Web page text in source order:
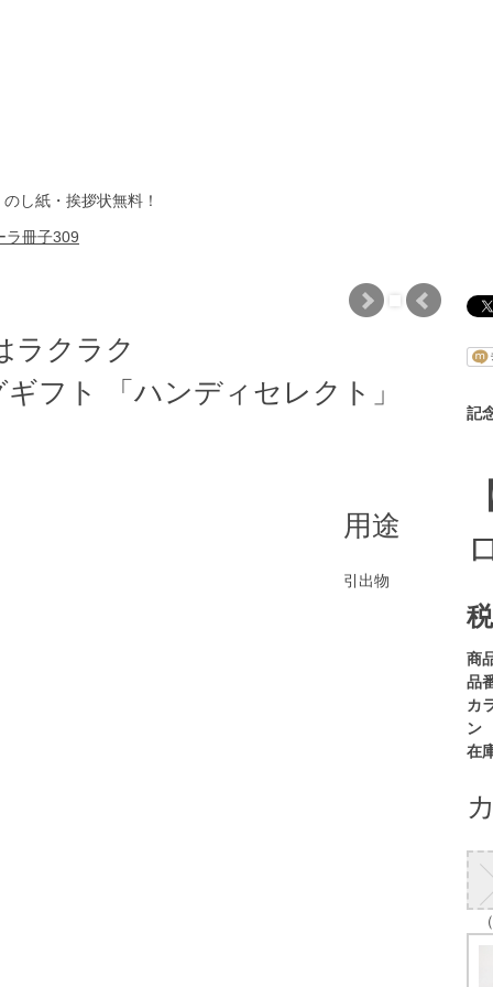
し紙・挨拶状無料！
ラ冊子309
ラクラク
フト 「ハンディセレクト」
用途
引出物
記
商
品
カ
ン
在